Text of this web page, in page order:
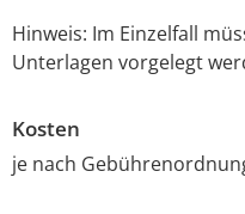
Hinweis: Im Einzelfall
Unterlagen vorgelegt
Kosten
je nach